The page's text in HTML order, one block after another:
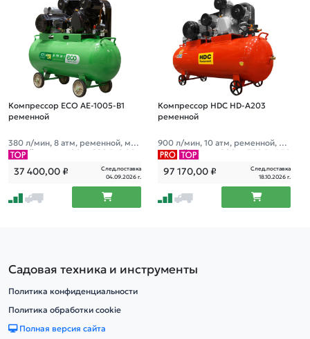
Компрессор ECO AE-1005-B1
ременной
380 л/мин, 8 атм, ременной, мас
ляный, ресив. 100 л, 220 В, 2.20
кВт
37 400,00₽
След.поставка
04.09.2026 г.
Компрессор HDC HD-A203
ременной
900 л/мин, 10 атм, ременной, ма
сляный, ресив. 200 л, 380 В, 6.50
кВт
97 170,00₽
След.поставка
18.10.2026 г.
Садовая техника и инструменты
Политика конфиденциальности
Политика обработки cookie
Полная версия сайта